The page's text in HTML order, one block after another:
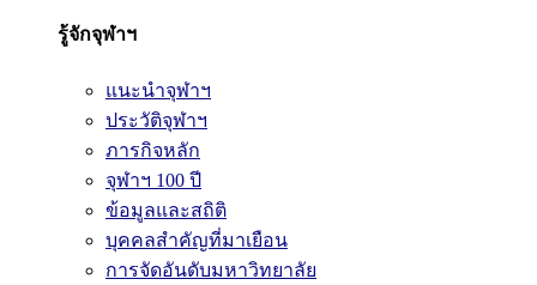
รู้จักจุฬาฯ
แนะนำจุฬาฯ
ประวัติจุฬาฯ
ภารกิจหลัก
จุฬาฯ 100 ปี
ข้อมูลและสถิติ
บุคคลสำคัญที่มาเยือน
การจัดอันดับมหาวิทยาลัย